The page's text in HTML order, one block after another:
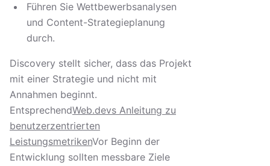
Führen Sie Wettbewerbsanalysen
und Content-Strategieplanung
durch.
Discovery stellt sicher, dass das Projekt
mit einer Strategie und nicht mit
Annahmen beginnt.
EntsprechendWeb.devs Anleitung zu
benutzerzentrierten
LeistungsmetrikenVor Beginn der
Entwicklung sollten messbare Ziele